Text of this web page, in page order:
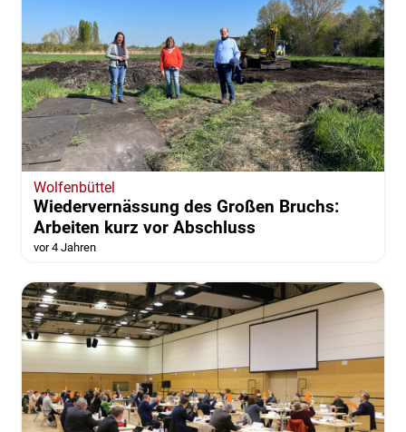
Wolfenbüttel
Wiedervernässung des Großen Bruchs:
Arbeiten kurz vor Abschluss
vor 4 Jahren